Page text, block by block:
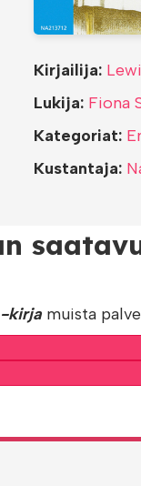
Kirjailija:
Lukija: Fiona
Kategoriat:
Kustantaja:
kirja muista